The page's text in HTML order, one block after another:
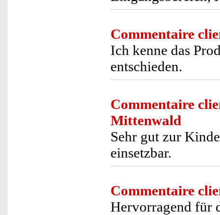
Commentaire
Ich kenne das
entschieden.
Commentaire
Mittenwald
Sehr gut zur
einsetzbar.
Commentaire
Hervorragend für